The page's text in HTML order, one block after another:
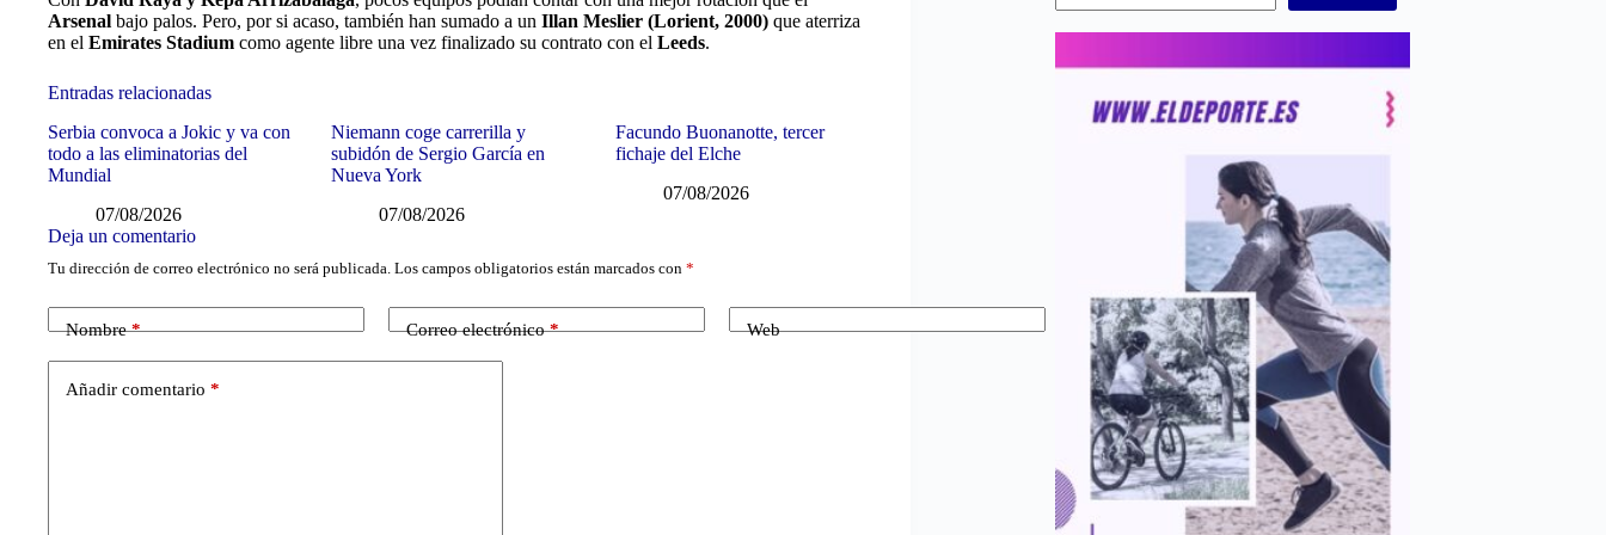
Arsenal bajo palos. Pero, por si acaso, también han sumado a un Illan Meslier (Lorient, 2000) que aterriza
en el Emirates Stadium como agente libre una vez finalizado su contrato con el Leeds.
Entradas relacionadas
Serbia convoca a Jokic y va con
todo a las eliminatorias del
Mundial
07/08/2026
Niemann coge carrerilla y
subidón de Sergio García en
Nueva York
07/08/2026
Facundo Buonanotte, tercer
fichaje del Elche
07/08/2026
Deja un comentario
Tu dirección de correo electrónico no será publicada. Los campos obligatorios están marcados con *
Nombre* Correo electrónico* Web
Añadir comentario *